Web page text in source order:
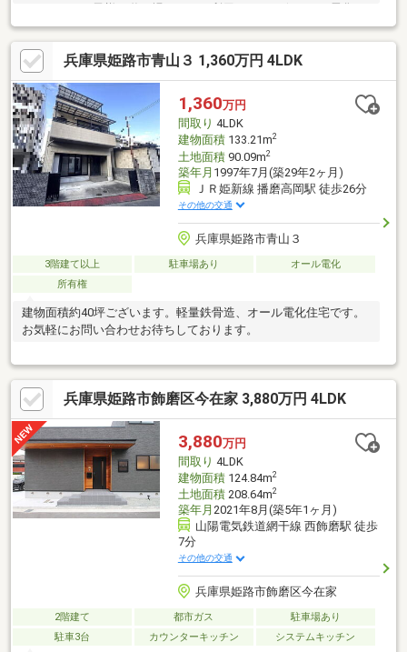
太陽光発電搭載で光熱費がお得！☆こだわり抜いた使いやすい間
取りです。☆綺麗なお家が並ぶ閑静な住宅街で南道路で陽当たり
良好です。☆内見は事前にご予約が必要となります。お気軽にお
問い合わせください。
兵庫県姫路市青山３ 1,360万円 4LDK
1,360万円
間取り 4LDK
建物面積133.21m2
土地面積90.09m2
築年月 1997年7月(築29年2ヶ月)
ＪＲ姫新線 播磨高岡駅 徒歩26分
その他の交通
兵庫県姫路市青山３
3階建て以上 駐車場あり
オール電化
所有権
建物面積約40坪ございます。軽量鉄骨造、オール電化住宅です。
お気軽にお問い合わせお待ちしております。
兵庫県姫路市飾磨区今在家 3,880万円 4LDK
3,880万円
間取り 4LDK
建物面積124.84m2
土地面積208.64m2
築年月 2021年8月(築5年1ヶ月)
山陽電気鉄道網干線 西飾磨駅 徒歩
7分
その他の交通
兵庫県姫路市飾磨区今在家
2階建て 都市ガス
駐車場あり
駐車3台
カウンターキッチン システムキッチン